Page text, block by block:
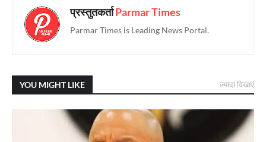
प्रस्तुतकर्ताParmar Times
Parmar Times is Leading News Portal.
YOU MIGHT LIKE ज़्यादा दिखाएं